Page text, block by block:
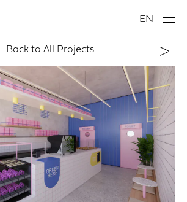
EN
Back to All Projects